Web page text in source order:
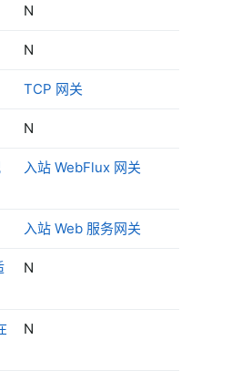
N
N
TCP 网关
N
入站 WebFlux 网关
入站 Web 服务网关
N
N